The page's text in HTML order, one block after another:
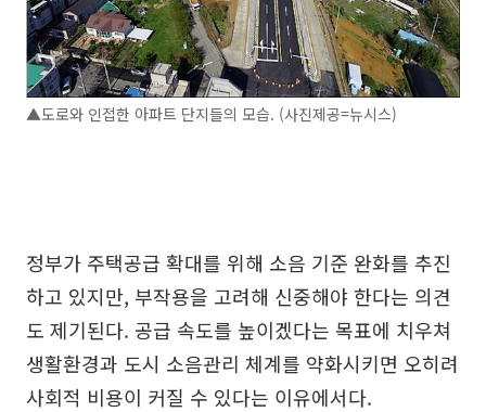
▲도로와 인접한 아파트 단지들의 모습. (사진제공=뉴시스)
정부가 주택공급 확대를 위해 소음 기준 완화를 추진
하고 있지만, 부작용을 고려해 신중해야 한다는 의견
도 제기된다. 공급 속도를 높이겠다는 목표에 치우쳐
생활환경과 도시 소음관리 체계를 약화시키면 오히려
사회적 비용이 커질 수 있다는 이유에서다.